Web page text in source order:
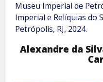
Museu Imperial de
Imperial e Relíquias do
Petrópolis, RJ, 2024.
Alexandre da